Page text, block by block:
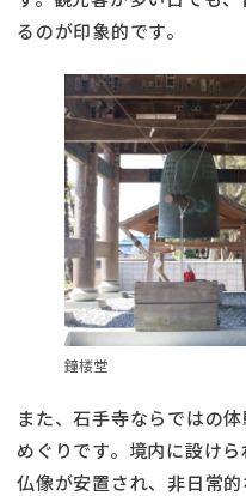
るのが印象的です。
鐘楼堂
また、石手寺ならではの
めぐりです。境内に設け
仏像が安置され、非日常的